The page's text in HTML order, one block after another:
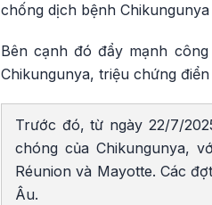
chống dịch bệnh
Bên cạnh đó đẩy mạnh
Chikungunya, triệu chứng
Trước đó, từ ngày 22/7/
chóng của Chikungunya,
Réunion và Mayotte. Các
Âu.